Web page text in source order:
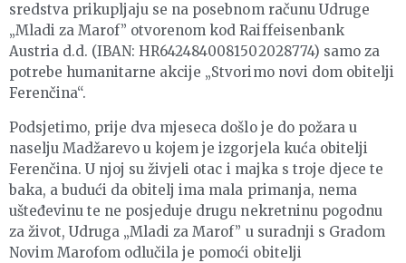
sredstva prikupljaju se na posebnom računu Udruge
„Mladi za Marof” otvorenom kod Raiffeisenbank
Austria d.d. (IBAN: HR6424840081502028774) samo za
potrebe humanitarne akcije „Stvorimo novi dom obitelji
Ferenčina“.
Podsjetimo, prije dva mjeseca došlo je do požara u
naselju Madžarevo u kojem je izgorjela kuća obitelji
Ferenčina. U njoj su živjeli otac i majka s troje djece te
baka, a budući da obitelj ima mala primanja, nema
ušteđevinu te ne posjeduje drugu nekretninu pogodnu
za život, Udruga „Mladi za Marof” u suradnji s Gradom
Novim Marofom odlučila je pomoći obitelji